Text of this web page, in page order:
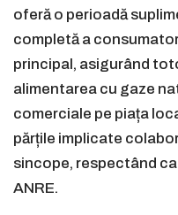
oferă o perioadă
completă a
principal, asigurând
alimentarea cu gaze
comerciale pe piața
părțile implicate
sincope, respectând
ANRE.